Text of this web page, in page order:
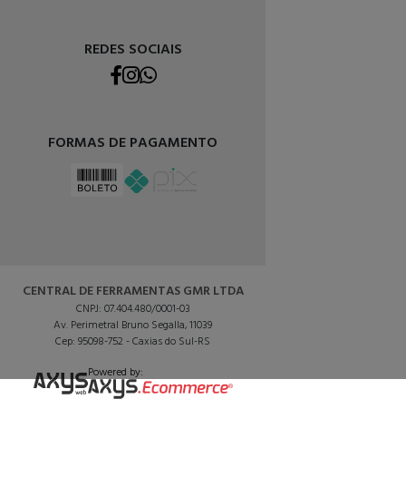
REDES SOCIAIS
FORMAS DE PAGAMENTO
CENTRAL DE FERRAMENTAS GMR LTDA
CNPJ: 07.404.480/0001-03
Av. Perimetral Bruno Segalla, 11039
Cep: 95098-752 - Caxias do Sul-RS
Powered by: